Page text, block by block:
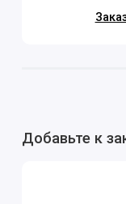
Добавьте к